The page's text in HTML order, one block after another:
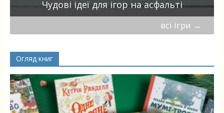
Чудові ідеї для ігор на асфальті
всі ігри →
Огляд книг